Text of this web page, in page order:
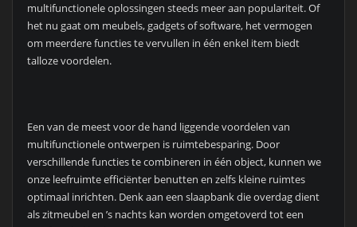
multifunctionele oplossingen steeds meer aan populariteit. Of
het nu gaat om meubels, gadgets of software, het vermogen
om meerdere functies te vervullen in één enkel item biedt
talloze voordelen.
Een van de meest voor de hand liggende voordelen van
multifunctionele ontwerpen is ruimtebesparing. Door
verschillende functies te combineren in één object, kunnen we
onze leefruimte efficiënter benutten en zelfs kleine ruimtes
optimaal inrichten. Denk aan een slaapbank die overdag dient
als zitmeubel en ’s nachts kan worden omgetoverd tot een